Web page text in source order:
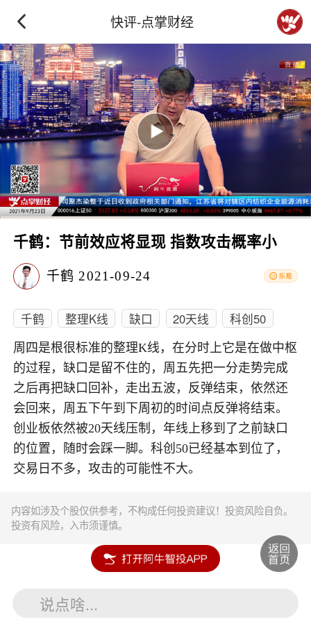
快评-点掌财经
千鹤：节前效应将显现 指数攻击概率小
千鹤 2021-09-24
千鹤 整理K线 缺口 20天线 科创50
周四是根很标准的整理K线，在分时上它是在做中枢
的过程，缺口是留不住的，周五先把一分走势完成
之后再把缺口回补，走出五波，反弹结束，依然还
会回来，周五下午到下周初的时间点反弹将结束。
创业板依然被20天线压制，年线上移到了之前缺口
的位置，随时会踩一脚。科创50已经基本到位了，
交易日不多，攻击的可能性不大。
内容如涉及个股仅供参考，不构成任何投资建议！投资风险自负。
投资有风险，入市须谨慎。
说点啥...